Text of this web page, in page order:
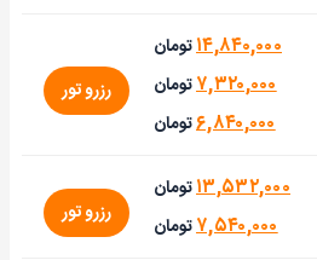
۱۴,۸۴۰,۰۰۰تومان
۷,۳۲۰,۰۰۰تومان
۶,۸۴۰,۰۰۰تومان
رزرو تور
۱۳,۵۳۲,۰۰۰تومان
۷,۵۴۰,۰۰۰تومان رزرو تور